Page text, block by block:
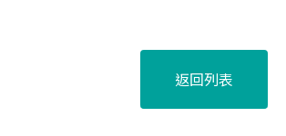
返回列表